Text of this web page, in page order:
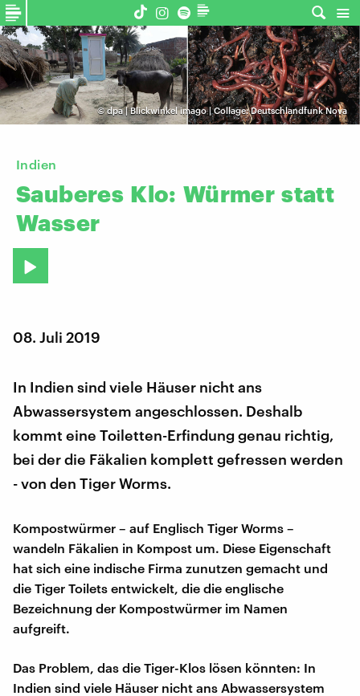
©dpa | Blickwinkel imago | Collage: Deutschlandfunk Nova
Indien
Sauberes Klo: Würmer statt
Wasser
08. Juli 2019
In Indien sind viele Häuser nicht ans
Abwassersystem angeschlossen. Deshalb
kommt eine Toiletten-Erfindung genau richtig,
bei der die Fäkalien komplett gefressen werden
- von den Tiger Worms.
Kompostwürmer – auf Englisch Tiger Worms –
wandeln Fäkalien in Kompost um. Diese Eigenschaft
hat sich eine indische Firma zunutzen gemacht und
die Tiger Toilets entwickelt, die die englische
Bezeichnung der Kompostwürmer im Namen
aufgreift.
Das Problem, das die Tiger-Klos lösen könnten: In
Indien sind viele Häuser nicht ans Abwassersystem